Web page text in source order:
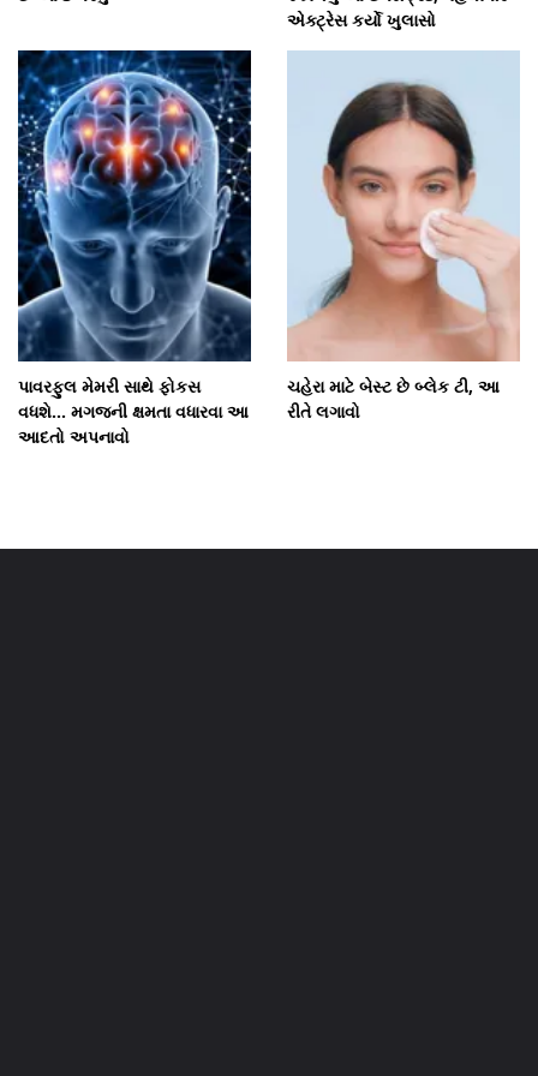
એક્ટ્રેસ કર્યો ખુલાસો
પાવરફુલ મેમરી સાથે ફોકસ
વધશે... મગજની ક્ષમતા વધારવા આ
આદતો અપનાવો
ચહેરા માટે બેસ્ટ છે બ્લેક ટી, આ
રીતે લગાવો